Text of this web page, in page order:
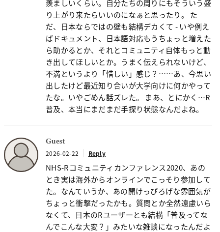
羨ましいくらい。自分たちの周りにもそういう盛
り上がり来たらいいのになぁと思ったり。 た
だ、日本ならではの壁も結構デカくて - いや例え
ばドキュメント、日本語対応もうちょっと増えた
ら助かるとか、それとコミュニティ自体もっと動
き出してほしいとか。うまく伝えられないけど、
不満というより「惜しい」感じ？……あ、今思い
出したけど最近知り合いが大学向けに何かやって
たな。いやごめん話ズレた。 まあ、とにかく…R
普及、本当にまだまだ手探り状態なんだよね。
Guest
2026-02-22 Reply
NHS-Rコミュニティカンファレンス2020、あの
とき実は海外からオンラインでこっそり参加して
た。なんていうか、あの開けっぴろげな雰囲気が
ちょっと衝撃だったかも。質問とか全然遠慮いら
なくて、日本のRユーザーとも結構「普及ってな
んでこんな大変？」みたいな雑談になったんだよ